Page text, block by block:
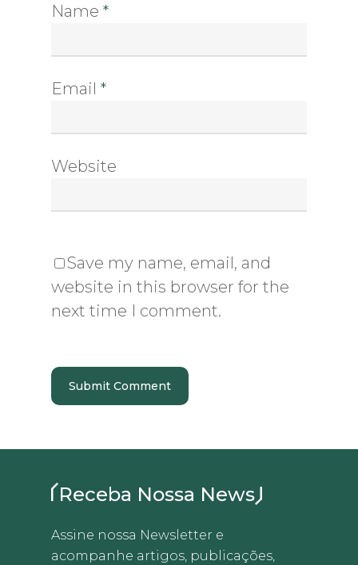
Name *
Email *
Website
Save my name, email, and
website in this browser for the
next time I comment.
Receba Nossa News
Assine nossa Newsletter e
acompanhe artigos, publicações,